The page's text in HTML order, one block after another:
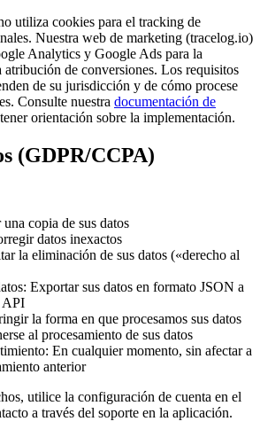
utiliza cookies para el tracking de
Nuestra web de marketing (tracelog.io)
Analytics y Google Ads para la
de conversiones. Los requisitos
de su jurisdicción y de cómo procese
Consulte nuestra documentación de
orientación sobre la implementación.
(GDPR/CCPA)
copia de sus datos
datos inexactos
la eliminación de sus datos («derecho al
Exportar sus datos en formato JSON a
API
la forma en que procesamos sus datos
al procesamiento de sus datos
En cualquier momento, sin afectar a
anterior
utilice la configuración de cuenta en el
a través del soporte en la aplicación.